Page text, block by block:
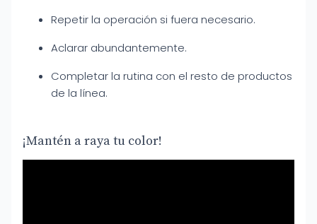
Repetir la operación si fuera necesario.
Aclarar abundantemente.
Completar la rutina con el resto de productos
de la línea.
¡Mantén a raya tu color!